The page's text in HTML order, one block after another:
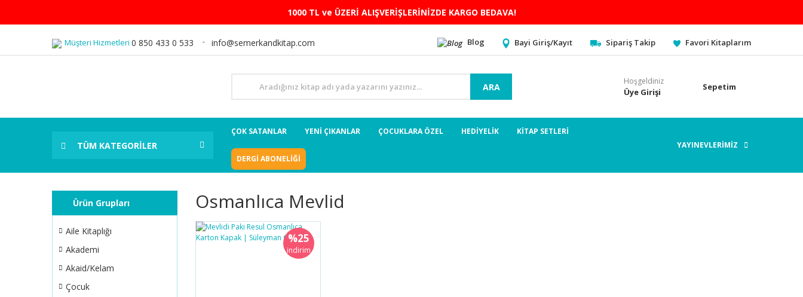
1000 TL ve ÜZERİ ALIŞVERİŞLERİNİZDE KARGO BEDAVA!
Müşteri Hizmetleri 0 850 433 0 533 info@semerkandkitap.com Blog Bayi Giriş/Kayıt Sipariş Takip Favori Kitaplarım
ARA
Hoşgeldiniz
Üye Girişi Sepetim
TÜM KATEGORİLER
ÇOK SATANLAR YENİ ÇIKANLAR ÇOCUKLARA ÖZEL HEDİYELİK KİTAP SETLERİ
DERGİ ABONELİĞİ
YAYINEVLERİMİZ
Ürün Grupları
Aile Kitaplığı
Akademi
Akaid/Kelam
Çocuk
Osmanlıca Mevlid
%25
indirim